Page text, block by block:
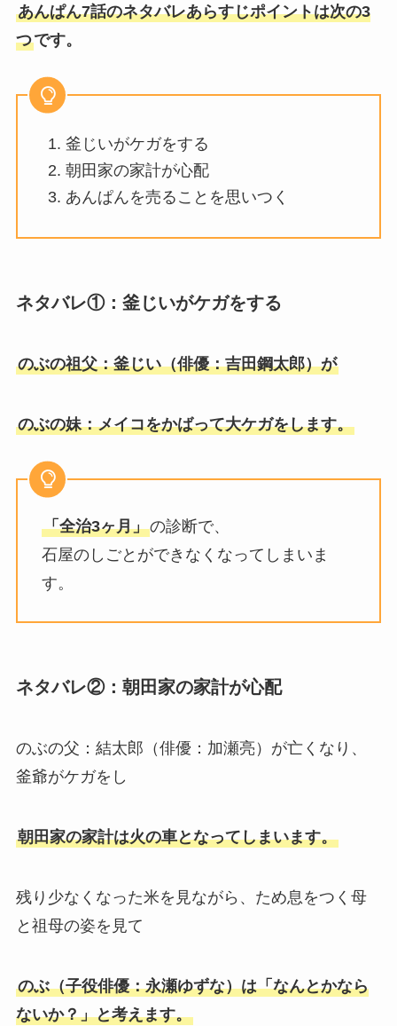
あんぱん7話のネタバレあらすじポイントは次の3
つです。
釜じいがケガをする
朝田家の家計が心配
あんぱんを売ることを思いつく
ネタバレ①：釜じいがケガをする
のぶの祖父：釜じい（俳優：吉田鋼太郎）が
のぶの妹：メイコをかばって大ケガをします。
「全治3ヶ月」の診断で、
石屋のしごとができなくなってしまいま
す。
ネタバレ②：朝田家の家計が心配
のぶの父：結太郎（俳優：加瀬亮）が亡くなり、
釜爺がケガをし
朝田家の家計は火の車となってしまいます。
残り少なくなった米を見ながら、ため息をつく母
と祖母の姿を見て
のぶ（子役俳優：永瀬ゆずな）は「なんとかなら
ないか？」と考えます。